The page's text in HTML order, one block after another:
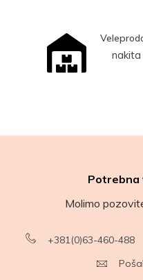
nakita
Potrebna
Molimo
+381(0)63-460-488